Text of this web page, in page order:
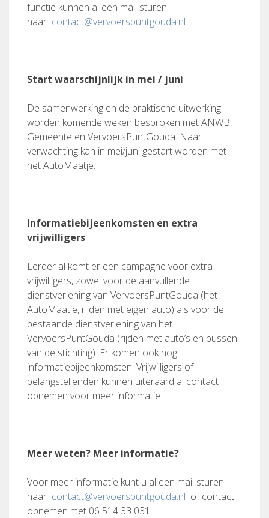
functie kunnen al een mail sturen
naar contact@vervoerspuntgouda.nl .
Start waarschijnlijk in mei / juni
De samenwerking en de praktische uitwerking
worden komende weken besproken met ANWB,
Gemeente en VervoersPuntGouda. Naar
verwachting kan in mei/juni gestart worden met
het AutoMaatje.
Informatiebijeenkomsten en extra
vrijwilligers
Eerder al komt er een campagne voor extra
vrijwilligers, zowel voor de aanvullende
dienstverlening van VervoersPuntGouda (het
AutoMaatje, rijden met eigen auto) als voor de
bestaande dienstverlening van het
VervoersPuntGouda (rijden met auto’s en bussen
van de stichting). Er komen ook nog
informatiebijeenkomsten. Vrijwilligers of
belangstellenden kunnen uiteraard al contact
opnemen voor meer informatie.
Meer weten? Meer informatie?
Voor meer informatie kunt u al een mail sturen
naar contact@vervoerspuntgouda.nl of contact
opnemen met 06 514 33 031.